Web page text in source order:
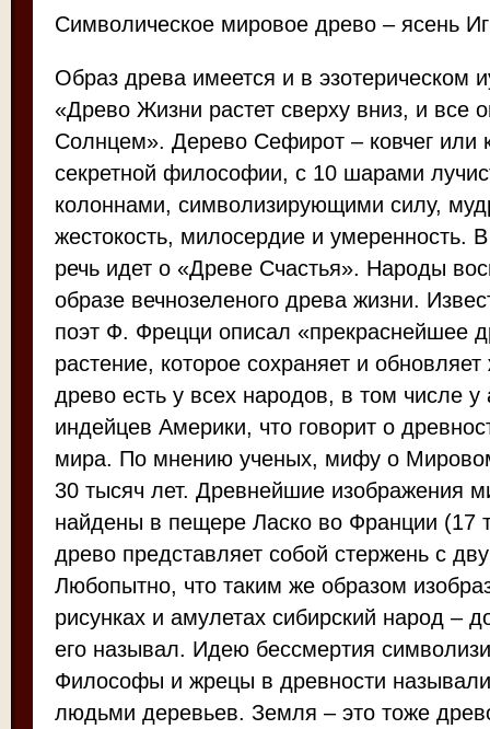
Символическое мировое древо – ясень
Образ древа имеется и в эзотерическом
«Древо Жизни растет сверху вниз, и все
Солнцем». Дерево Сефирот – ковчег или
секретной философии, с 10 шарами
колоннами, символизирующими силу,
жестокость, милосердие и умеренность.
речь идет о «Древе Счастья». Народы
образе вечнозеленого древа жизни.
поэт Ф. Фрецци описал «прекраснейшее
растение, которое сохраняет и
древо есть у всех народов, в том числе у
индейцев Америки, что говорит о
мира. По мнению ученых, мифу о
30 тысяч лет. Древнейшие изображения
найдены в пещере Ласко во Франции (17
древо представляет собой стержень с
Любопытно, что таким же образом
рисунках и амулетах сибирский народ –
его называл. Идею бессмертия
Философы и жрецы в древности
людьми деревьев. Земля – это тоже